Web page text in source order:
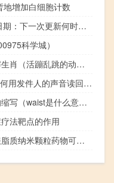
增加白细胞计数
Android 15 发布日期：下一次更新何时发布
科学城）
活蹦乱跳的动物解生肖（活蹦乱跳的动物）
Apple 正在研究如何用发件人的声音读回 iMessages
wais是什么意思的缩写（waist是什么意思）
法靶点的作用
研究人员发现口服脂质纳米颗粒药物可以预防结肠炎相关癌症的发展